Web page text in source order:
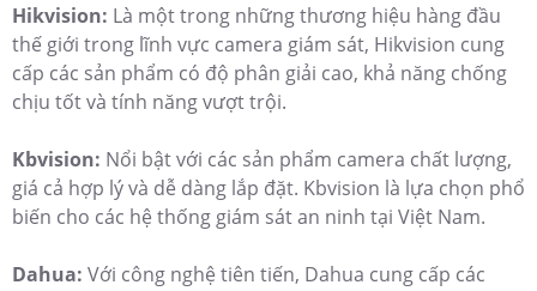
Hikvision: Là một trong những thương hiệu hàng đầu
thế giới trong lĩnh vực camera giám sát, Hikvision cung
cấp các sản phẩm có độ phân giải cao, khả năng chống
chịu tốt và tính năng vượt trội.
Kbvision: Nổi bật với các sản phẩm camera chất lượng,
giá cả hợp lý và dễ dàng lắp đặt. Kbvision là lựa chọn phổ
biến cho các hệ thống giám sát an ninh tại Việt Nam.
Dahua: Với công nghệ tiên tiến, Dahua cung cấp các